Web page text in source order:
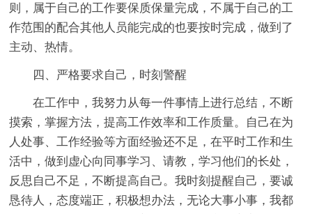
则，属于自己的工作要保质保量完成，不属于自己的工
作范围的配合其他人员能完成的也要按时完成，做到了
主动、热情。
四、严格要求自己，时刻警醒
在工作中，我努力从每一件事情上进行总结，不断
摸索，掌握方法，提高工作效率和工作质量。自己在为
人处事、工作经验等方面经验还不足，在平时工作和生
活中，做到虚心向同事学习、请教，学习他们的长处，
反思自己不足，不断提高自己。我时刻提醒自己，要诚
恳待人，态度端正，积极想办法，无论大事小事，我都